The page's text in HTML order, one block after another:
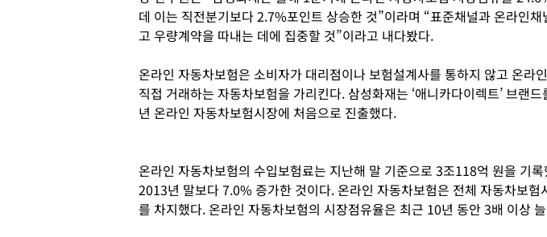
데 이는 직전분기보다 2.7%포인트 상승한 것”이라며 “표준채널과 온라인채
고 우량계약을 따내는 데에 집중할 것”이라고 내다봤다.
온라인 자동차보험은 소비자가 대리점이나 보험설계사를 통하지 않고 온라
직접 거래하는 자동차보험을 가리킨다. 삼성화재는 ‘애니카다이렉트’ 브랜
년 온라인 자동차보험시장에 처음으로 진출했다.
온라인 자동차보험의 수입보험료는 지난해 말 기준으로 3조118억 원을 기
2013년 말보다 7.0% 증가한 것이다. 온라인 자동차보험은 전체 자동차보험
를 차지했다. 온라인 자동차보험의 시장점유율은 최근 10년 동안 3배 이상